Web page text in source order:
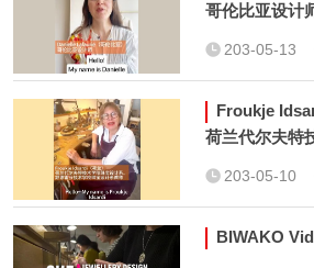
哥伦比亚设
203-05-13
Froukje
荷兰代尔夫特
203-05-10
BIWAKO